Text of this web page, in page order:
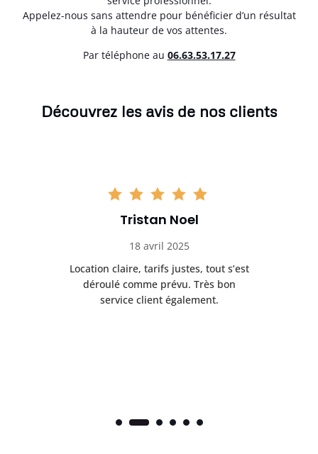
Appelez-nous sans attendre pour bénéficier d’un résultat
à la hauteur de vos attentes.
Par téléphone au 06.63.53.17.27
Découvrez les avis de nos clients
Tristan Noel
18 avril 2025
Location claire, tarifs justes, tout s’est
déroulé comme prévu. Très bon
service client également.